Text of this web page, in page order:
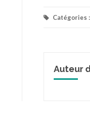
Catégories :
Auteur